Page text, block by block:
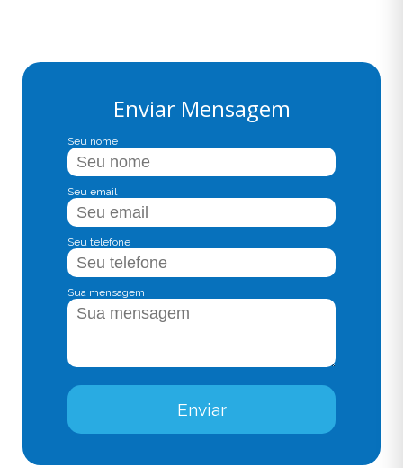
Enviar Mensagem
Seu nome
Seu email
Seu telefone
Sua mensagem
Enviar